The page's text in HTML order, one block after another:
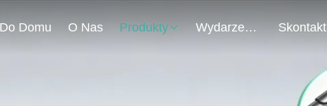
Do Domu O Nas Produkty Wydarzenia